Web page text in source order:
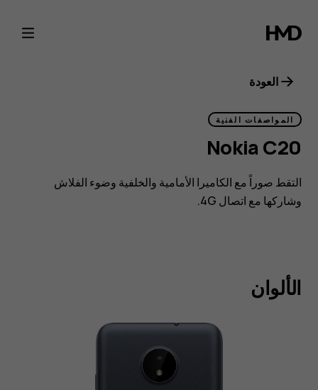
مواصفات
Nokia
C20
العودة
المواصفات الفنية
Nokia C20
التقط صوراً مع الكاميرا الأمامية والخلفية وضوء الفلاش
وشاركها مع اتصال 4G.
الألوان